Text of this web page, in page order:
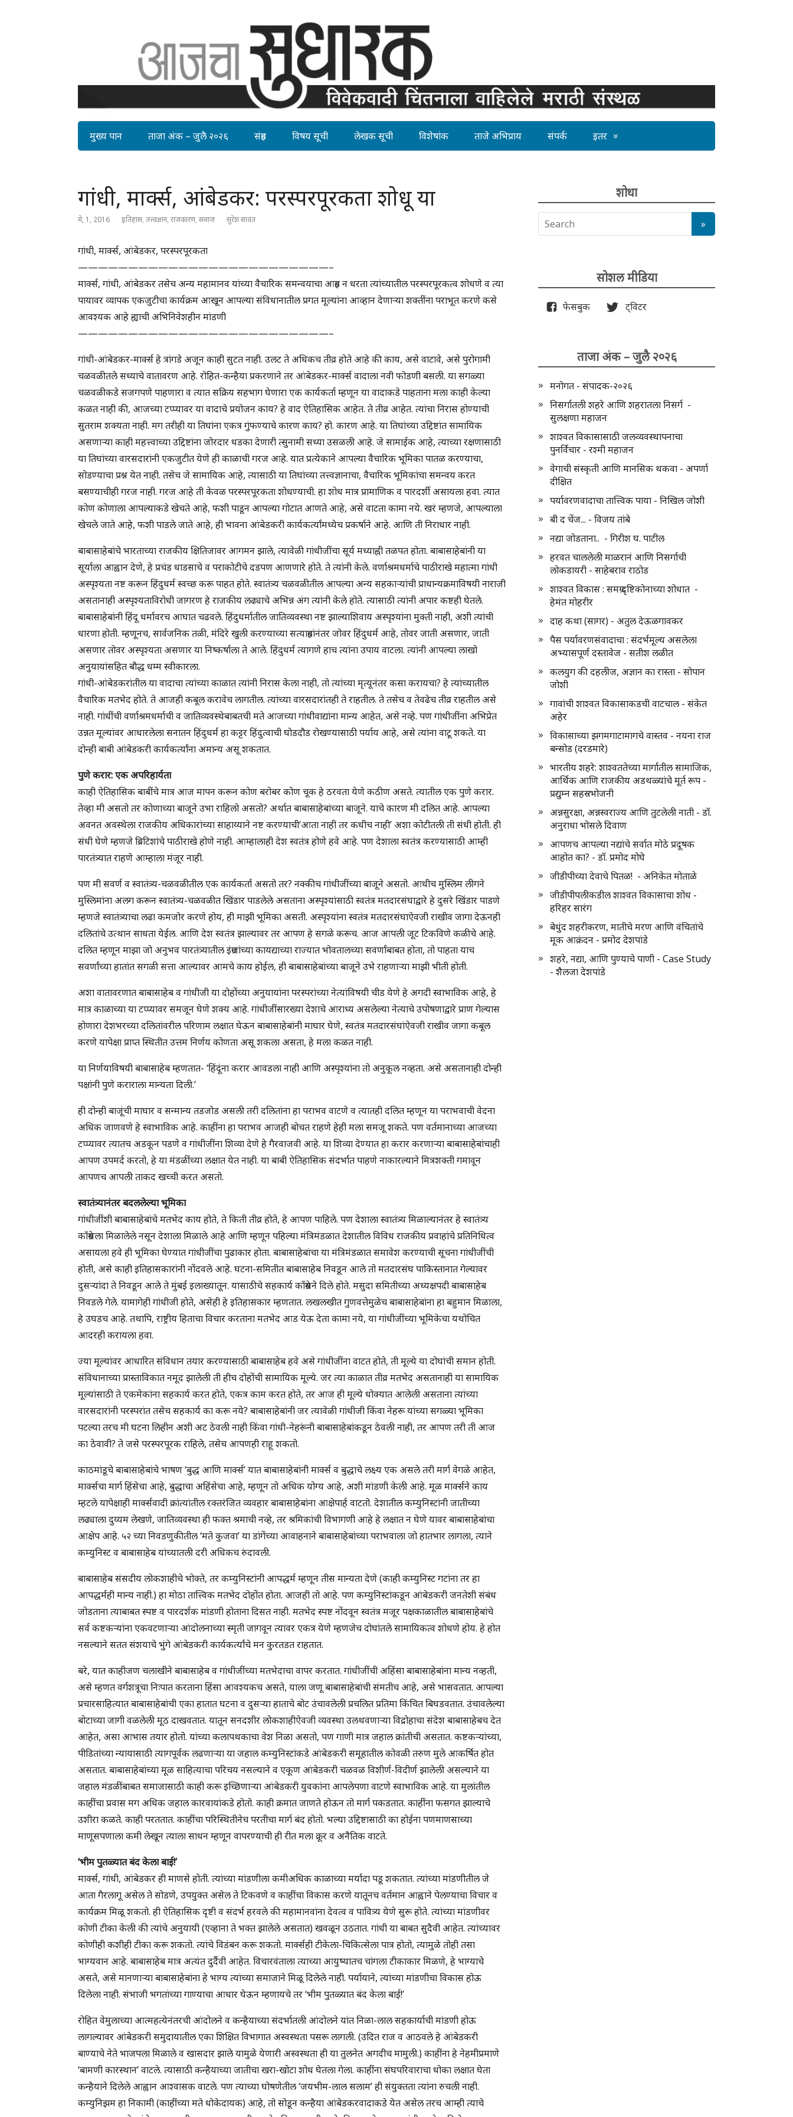
मुख्य पान ताजा अंक – जुलै २०२६ संग्रह विषय सूची लेखक सूची विशेषांक ताजे अभिप्राय संपर्क इतर
गांधी, मार्क्स, आंबेडकर: परस्परपूरकता शोधू या
मे, 1, 2016 इतिहास, तत्त्वज्ञान, राजकारण, समाज सुरेश सावंत
गांधी, मार्क्स, आंबेडकर, परस्परपूरकता
—————————————————————————–
मार्क्स, गांधी, आंबेडकर तसेच अन्य महामानव यांच्या वैचारिक समन्वयाचा आग्रह न धरता त्यांच्यातील परस्परपूरकत्व शोधणे व त्या
पायावर व्यापक एकजुटीचा कार्यक्रम आखून आपल्या संविधानातील प्रगत मूल्यांना आव्हान देणाऱ्या शक्तींना पराभूत करणे कसे
आवश्यक आहे ह्याची अभिनिवेशहीन मांडणी
—————————————————————————–
गांधी-आंबेडकर-मार्क्स हे त्रांगडे अजून काही सुटत नाही. उलट ते अधिकच तीव्र होते आहे की काय, असे वाटावे, असे पुरोगामी
चळवळीतले सध्याचे वातावरण आहे. रोहित-कन्हैया प्रकरणाने तर आंबेडकर-मार्क्स वादाला नवी फोडणी बसली. या सगळ्या
चळवळीकडे सजगपणे पाहणारा व त्यात सक्रिय सहभाग घेणारा एक कार्यकर्ता म्हणून या वादाकडे पाहताना मला काही केल्या
कळत नाही की, आजच्या टप्प्यावर या वादाचे प्रयोजन काय? हे वाद ऐतिहासिक आहेत. ते तीव्र आहेत. त्यांचा निरास होण्याची
सुतराम शक्यता नाही. मग तरीही या तिघांना एकत्र गुंफण्याचे कारण काय? हो. कारण आहे. या तिघांच्या उद्दिष्टांत सामायिक
असणाऱ्या काही महत्त्वाच्या उद्दिष्टांना जोरदार धडका देणारी त्सुनामी सध्या उसळली आहे. जे सामाईक आहे, त्याच्या रक्षणासाठी
या तिघांच्या वारसदारांनी एकजुटीत येणे ही काळाची गरज आहे. यात प्रत्येकाने आपल्या वैचारिक भूमिका पातळ करण्याचा,
सोडण्याचा प्रश्न येत नाही. तसेच जे सामायिक आहे, त्यासाठी या तिघांच्या तत्त्वज्ञानाचा, वैचारिक भूमिकांचा समन्वय करत
बसण्याचीही गरज नाही. गरज आहे ती केवळ परस्परपूरकता शोधण्याची. हा शोध मात्र प्रामाणिक व पारदर्शी असायला हवा. त्यात
कोण कोणाला आपल्याकडे खेचते आहे, फशी पाडून आपल्या गोटात आणते आहे, असे वाटता कामा नये. खरं म्हणजे, आपल्याला
खेचले जाते आहे, फशी पाडले जाते आहे, ही भावना आंबेडकरी कार्यकर्त्यांमध्येच प्रकर्षाने आहे. आणि ती निराधार नाही.
बाबासाहेबांचे भारताच्या राजकीय क्षितिजावर आगमन झाले, त्यावेळी गांधीजींचा सूर्य मध्याह्नी तळपत होता. बाबासाहेबांनी या
सूर्याला आह्वान देणे, हे प्रचंड धाडसाचे व पराकोटीचे दडपण आणणारे होते. ते त्यांनी केले. वर्णाश्रमधर्माचे पाठीराखे महात्मा गांधी
अस्पृश्यता नष्ट करून हिंदुधर्म स्वच्छ करू पाहत होते. स्वातंत्र्य चळवळीतील आपल्या अन्य सहकाऱ्यांची प्राधान्यक्रमाविषयी नाराजी
असतानाही अस्पृश्यताविरोधी जागरण हे राजकीय लढ्याचे अभिन्न अंग त्यांनी केले होते. त्यासाठी त्यांनी अपार कष्टही घेतले.
बाबासाहेबांनी हिंदू धर्मावरच आघात चढवले. हिंदुधर्मातील जातिव्यवस्था नष्ट झाल्याशिवाय अस्पृश्यांना मुक्ती नाही, अशी त्यांची
धारणा होती. म्हणूनच, सार्वजनिक तळी, मंदिरे खुली करण्याच्या सत्याग्रहांनंतर जोवर हिंदुधर्म आहे, तोवर जाती असणार, जाती
असणार तोवर अस्पृश्यता असणार या निष्कर्षाला ते आले. हिंदुधर्म त्यागणे हाच त्यांना उपाय वाटला. त्यांनी आपल्या लाखो
अनुयायांसहित बौद्ध धम्म स्वीकारला.
गांधी-आंबेडकरांतील या वादाचा त्यांच्या काळात त्यांनी निरास केला नाही, तो त्यांच्या मृत्यूनंतर कसा करायचा? हे त्यांच्यातील
वैचारिक मतभेद होते. ते आजही कबूल करावेच लागतील. त्यांच्या वारसदारांतही ते राहतील. ते तसेच व तेवढेच तीव्र राहतील असे
नाही. गांधींची वर्णाश्रमधर्माची व जातिव्यवस्थेबाबतची मते आजच्या गांधीवाद्यांना मान्य आहेत, असे नव्हे. पण गांधीजींना अभिप्रेत
उन्नत मूल्यांवर आधारलेला सनातन हिंदुधर्म हा कट्टर हिंदुत्वाची घोडदौड रोखण्यासाठी पर्याय आहे, असे त्यांना वाटू शकते. या
दोन्ही बाबी आंबेडकरी कार्यकर्त्यांना अमान्य असू शकतात.
पुणे करार: एक अपरिहार्यता
काही ऐतिहासिक बाबींचे मात्र आज मापन करून कोण बरोबर कोण चूक हे ठरवता येणे कठीण असते. त्यातील एक पुणे करार.
तेव्हा मी असतो तर कोणाच्या बाजूने उभा राहिलो असतो? अर्थात बाबासाहेबांच्या बाजूने. याचे कारण मी दलित आहे. आपल्या
अवनत अवस्थेला राजकीय अधिकारांच्या साहाय्याने नष्ट करण्याची‘आता नाही तर कधीच नाही’ अशा कोटीतली ती संधी होती. ही
संधी घेणे म्हणजे ब्रिटिशांचे पाठीराखे होणे नाही. आम्हालाही देश स्वतंत्र होणे हवे आहे. पण देशाला स्वतंत्र करण्यासाठी आम्ही
पारतंत्र्यात राहणे आम्हाला मंजूर नाही.
पण मी सवर्ण व स्वातंत्र्य-चळवळीतील एक कार्यकर्ता असतो तर? नक्कीच गांधीजींच्या बाजूने असतो. आधीच मुस्लिम लीगने
मुस्लिमांना अलग करून स्वातंत्र्य-चळवळीत खिंडार पाडलेले असताना अस्पृश्यांसाठी स्वतंत्र मतदारसंघाद्वारे हे दुसरे खिंडार पाडणे
म्हणजे स्वातंत्र्याचा लढा कमजोर करणे होय, ही माझी भूमिका असती. अस्पृश्यांना स्वतंत्र मतदारसंघाऐवजी राखीव जागा देऊनही
दलितांचे उत्थान साधता येईल. आणि देश स्वतंत्र झाल्यावर तर आपण हे सगळे करूच. आज आपली जूट टिकविणे कळीचे आहे.
दलित म्हणून माझा जो अनुभव पारतंत्र्यातील इंग्रजांच्या कायद्याच्या राज्यात भोवतालच्या सवर्णांबाबत होता, तो पाहता याच
सवर्णांच्या हातांत सगळी सत्ता आल्यावर आमचे काय होईल, ही बाबासाहेबांच्या बाजूने उभे राहणाऱ्या माझी भीती होती.
अशा वातावरणात बाबासाहेब व गांधीजी या दोहोंच्या अनुयायांना परस्परांच्या नेत्यांविषयी चीड येणे हे अगदी स्वाभाविक आहे, हे
मात्र काळाच्या या टप्प्यावर समजून घेणे शक्य आहे. गांधीजींसारख्या देशाचे आराध्य असलेल्या नेत्याचे उपोषणाद्वारे प्राण गेल्यास
होणारा देशभरच्या दलितांवरील परिणाम लक्षात घेऊन बाबासाहेबांनी माघार घेणे, स्वतंत्र मतदारसंघांऐवजी राखीव जागा कबूल
करणे यापेक्षा प्राप्त स्थितीत उत्तम निर्णय कोणता असू शकला असता, हे मला कळत नाही.
या निर्णयाविषयी बाबासाहेब म्हणतात- ‘हिंदूंना करार आवडला नाही आणि अस्पृश्यांना तो अनुकूल नव्हता. असे असतानाही दोन्ही
पक्षांनी पुणे कराराला मान्यता दिली.’
ही दोन्ही बाजूंची माघार व सन्मान्य तडजोड असली तरी दलितांना हा पराभव वाटणे व त्यातही दलित म्हणून या पराभवाची वेदना
अधिक जाणवणे हे स्वाभाविक आहे. काहींना हा पराभव आजही बोचत राहणे हेही मला समजू शकते. पण वर्तमानाच्या आजच्या
टप्प्यावर त्यातच अडकून पडणे व गांधीजींना शिव्या देणे हे गैरवाजवी आहे. या शिव्या देण्यात हा करार करणाऱ्या बाबासाहेबांचाही
आपण उपमर्द करतो, हे या मंडळींच्या लक्षात येत नाही. या बाबी ऐतिहासिक संदर्भात पाहणे नाकारल्याने मित्रशक्ती गमावून
आपणच आपली ताकद खच्ची करत असतो.
स्वातंत्र्यानंतर बदललेल्या भूमिका
गांधीजींशी बाबासाहेबांचे मतभेद काय होते, ते किती तीव्र होते, हे आपण पाहिले. पण देशाला स्वातंत्र्य मिळाल्यानंतर हे स्वातंत्र्य
काँग्रेसला मिळालेले नसून देशाला मिळाले आहे आणि म्हणून पहिल्या मंत्रिमंडळात देशातील विविध राजकीय प्रवाहांचे प्रतिनिधित्व
असायला हवे ही भूमिका घेण्यात गांधीजींचा पुढाकार होता. बाबासाहेबांचा या मंत्रिमंडळात समावेश करण्याची सूचना गांधीजींची
होती, असे काही इतिहासकारांनी नोंदवले आहे. घटना-समितीत बाबासाहेब निवडून आले तो मतदारसंघ पाकिस्तानात गेल्यावर
दुसऱ्यांदा ते निवडून आले ते मुंबई इलाख्यातून. यासाठीचे सहकार्य काँग्रेसने दिले होते. मसुदा समितीच्या अध्यक्षपदी बाबासाहेब
निवडले गेले. यामागेही गांधीजी होते, असेही हे इतिहासकार म्हणतात. लखलखीत गुणवत्तेमुळेच बाबासाहेबांना हा बहुमान मिळाला,
हे उघडच आहे. तथापि, राष्ट्रीय हिताचा विचार करताना मतभेद आड येऊ देता कामा नये, या गांधीजींच्या भूमिकेचा यथोचित
आदरही करायला हवा.
ज्या मूल्यांवर आधारित संविधान तयार करण्यासाठी बाबासाहेब हवे असे गांधीजींना वाटत होते, ती मूल्ये या दोघांची समान होती.
संविधानाच्या प्रास्ताविकात नमूद झालेली ती हीच दोहोंची सामायिक मूल्ये. जर त्या काळात तीव्र मतभेद असतानाही या सामायिक
मूल्यांसाठी ते एकमेकांना सहकार्य करत होते, एकत्र काम करत होते, तर आज ही मूल्ये धोक्यात आलेली असताना त्यांच्या
वारसदारांनी परस्परांत तसेच सहकार्य का करू नये? बाबासाहेबांनी जर त्यावेळी गांधीजी किंवा नेहरू यांच्या सगळ्या भूमिका
पटल्या तरच मी घटना लिहीन अशी अट ठेवली नाही किंवा गांधी-नेहरूंनी बाबासाहेबांकडून ठेवली नाही, तर आपण तरी ती आज
का ठेवावी? ते जसे परस्परपूरक राहिले, तसेच आपणही राहू शकतो.
काठमांडूचे बाबासाहेबांचे भाषण ‘बुद्ध आणि मार्क्स’ यात बाबासाहेबांनी मार्क्स व बुद्धाचे लक्ष्य एक असले तरी मार्ग वेगळे आहेत,
मार्क्सचा मार्ग हिंसेचा आहे, बुद्धाचा अहिंसेचा आहे, म्हणून तो अधिक योग्य आहे, अशी मांडणी केली आहे. मूळ मार्क्सने काय
म्हटले यापेक्षाही मार्क्सवादी क्रांत्यांतील रक्तरंजित व्यवहार बाबासाहेबांना आक्षेपार्ह वाटतो. देशातील कम्युनिस्टांनी जातीच्या
लढ्याला दुय्यम लेखणे, जातिव्यवस्था ही फक्त श्रमाची नव्हे, तर श्रमिकांची विभागणी आहे हे लक्षात न घेणे यावर बाबासाहेबांचा
आक्षेप आहे. ५२ च्या निवडणुकीतील ‘मते कुजवा’ या डांगेंच्या आवाहनाने बाबासाहेबांच्या पराभवाला जो हातभार लागला, त्याने
कम्युनिस्ट व बाबासाहेब यांच्यातली दरी अधिकच रुंदावली.
बाबासाहेब संसदीय लोकशाहीचे भोक्ते, तर कम्युनिस्टांनी आपद्धर्म म्हणून तीस मान्यता देणे (काही कम्युनिस्ट गटांना तर हा
आपद्धर्मही मान्य नाही.) हा मोठा तात्त्विक मतभेद दोहोंत होता. आजही तो आहे. पण कम्युनिस्टांकडून आंबेडकरी जनतेशी संबंध
जोडताना त्याबाबत स्पष्ट व पारदर्शक मांडणी होताना दिसत नाही. मतभेद स्पष्ट नोंदवून स्वतंत्र मजूर पक्षकाळातील बाबासाहेबांचे
सर्व कष्टकऱ्यांना एकवटणाऱ्या आंदोलनाच्या स्मृती जागवून त्यावर एकत्र येणे म्हणजेच दोघांतले सामायिकत्व शोधणे होय. हे होत
नसल्याने सतत संशयाचे भुंगे आंबेडकरी कार्यकर्त्यांचे मन कुरतडत राहतात.
बरे, यात काहीजण चलाखीने बाबासाहेब व गांधीजींच्या मतभेदाचा वापर करतात. गांधीजींची अहिंसा बाबासाहेबांना मान्य नव्हती,
असे म्हणत वर्गशत्रूचा निःपात करताना हिंसा आवश्यकच असते, याला जणू बाबासाहेबांची संमतीच आहे, असे भासवतात. आपल्या
प्रचारसाहित्यात बाबासाहेबांची एका हातात घटना व दुसऱ्या हाताचे बोट उंचावलेली प्रचलित प्रतिमा किंचित बिघडवतात. उंचावलेल्या
बोटाच्या जागी वळलेली मूठ दाखवतात. यातून सनदशीर लोकशाहीऐवजी व्यवस्था उलथवणाऱ्या विद्रोहाचा संदेश बाबासाहेबच देत
आहेत, असा आभास तयार होतो. यांच्या कलापथकाचा वेश निळा असतो, पण गाणी मात्र जहाल क्रांतीची असतात. कष्टकऱ्यांच्या,
पीडितांच्या न्यायासाठी त्यागपूर्वक लढणाऱ्या या जहाल कम्युनिस्टांकडे आंबेडकरी समूहातील कोवळी तरुण मुले आकर्षित होत
असतात. बाबासाहेबांच्या मूळ साहित्याचा परिचय नसल्याने व एकूण आंबेडकरी चळवळ विशीर्ण-विदीर्ण झालेली असल्याने या
जहाल मंडळींबाबत समाजासाठी काही करू इच्छिणाऱ्या आंबेडकरी युवकांना आपलेपणा वाटणे स्वाभाविक आहे. या मुलांतील
काहींचा प्रवास मग अधिक जहाल कारवायांकडे होतो. काही क्रमात जाणते होऊन तो मार्ग पकडतात. काहींना फसगत झाल्याचे
उशीरा कळते. काही परततात. काहींचा परिस्थितीनेच परतीचा मार्ग बंद होतो. भल्या उद्दिष्टासाठी का होईना पणमाणसाच्या
माणूसपणाला कमी लेखून त्याला साधन म्हणून वापरण्याची ही रीत मला क्रूर व अनैतिक वाटते.
‘भीम पुतळ्यात बंद केला बाई!’
मार्क्स, गांधी, आंबेडकर ही माणसे होती. त्यांच्या मांडणीला कमीअधिक काळाच्या मर्यादा पडू शकतात. त्यांच्या मांडणीतील जे
आता गैरलागू असेल ते सोडणे, उपयुक्त असेल ते टिकवणे व काहींचा विकास करणे यातूनच वर्तमान आह्वाने पेलण्याचा विचार व
कार्यक्रम मिळू शकतो. ही ऐतिहासिक दृष्टी व संदर्भ हरवले की महामानवांना देवत्व व पावित्र्य येणे सुरू होते. त्यांच्या मांडणीवर
कोणी टीका केली की त्यांचे अनुयायी (एव्हाना ते भक्त झालेले असतात) खवळून उठतात. गांधी या बाबत सुदैवी आहेत. त्यांच्यावर
कोणीही कशीही टीका करू शकतो. त्यांचे विडंबन करू शकतो. मार्क्सही टीकेला-चिकित्सेला पात्र होतो, त्यामुळे तोही तसा
भाग्यवान आहे. बाबासाहेब मात्र अत्यंत दुर्दैवी आहेत. विचारवंताला त्याच्या आयुष्यातच चांगला टीकाकार मिळणे, हे भाग्याचे
असते, असे मानणाऱ्या बाबासाहेबांना हे भाग्य त्यांच्या समाजाने मिळू दिलेले नाही. पर्यायाने, त्यांच्या मांडणीचा विकास होऊ
दिलेला नाही. संभाजी भगतांच्या गाण्याचा आधार घेऊन म्हणायचे तर ‘भीम पुतळ्यात बंद केला बाई!’
रोहित वेमुलाच्या आत्महत्येनंतरची आंदोलने व कन्हैयाच्या संदर्भातली आंदोलने यांत निळा-लाल सहकार्याची मांडणी होऊ
लागल्यावर आंबेडकरी समुदायातील एका शिक्षित विभागात अस्वस्थता पसरू लागली. (उदित राज व आठवले हे आंबेडकरी
बाण्याचे नेते भाजपला मिळाले व खासदार झाले यामुळे येणारी अस्वस्थता ही या तुलनेत अगदीच मामुली.) काहींना हे नेहमीप्रमाणे
‘बामणी कारस्थान’ वाटले. त्यासाठी कन्हैयाच्या जातीचा खरा-खोटा शोध घेतला गेला. काहींना संघपरिवाराचा धोका लक्षात घेता
कन्हैयाने दिलेले आह्वान आश्वासक वाटले. पण त्याच्या घोषणेतील ‘जयभीम-लाल सलाम’ ही संयुक्तता त्यांना रुचली नाही.
कम्युनिझम हा निकामी (काहींच्या मते धोकेदायक) आहे, तो सोडून कन्हैया आंबेडकरवादाकडे येत असेल तरच आम्ही त्याचे
शोधा
सोशल मीडिया
फेसबुक ट्विटर
ताजा अंक – जुलै २०२६
मनोगत - संपादक-२०२६
निसर्गातली शहरे आणि शहरातला निसर्ग -
सुलक्षणा महाजन
शाश्वत विकासासाठी जलव्यवस्थापनाचा
पुनर्विचार - रश्मी महाजन
वेगाची संस्कृती आणि मानसिक थकवा - अपर्णा
दीक्षित
पर्यावरणवादाचा तात्त्विक पाया - निखिल जोशी
बी द चेंज... - विजय तांबे
नद्या जोडताना.. - गिरीश घ. पाटील
हरवत चाललेली माळरानं आणि निसर्गाची
लोकडायरी - साहेबराव राठोड
शाश्वत विकास : समग्र दृष्टिकोनाच्या शोधात -
हेमंत मोहरीर
दाह कथा (सागर) - अतुल देऊळगावकर
पैस पर्यावरणसंवादाचा : संदर्भमूल्य असलेला
अभ्यासपूर्ण दस्तावेज - सतीश लळीत
कलयुग की दहलीज, अज्ञान का रास्ता - सोपान
जोशी
गावांची शाश्वत विकासाकडची वाटचाल - संकेत
अहेर
विकासाच्या झगमगाटामागचे वास्तव - नयना राज
बन्सोड (दरडमारे)
भारतीय शहरे: शाश्वततेच्या मार्गातील सामाजिक,
आर्थिक आणि राजकीय अडथळ्यांचे मूर्त रूप -
प्रद्युम्न सहस्रभोजनी
अन्नसुरक्षा, अन्नस्वराज्य आणि तुटलेली नाती - डॉ.
अनुराधा भोसले दिवाण
आपणच आपल्या नद्यांचे सर्वात मोठे प्रदूषक
आहोत का? - डॉ. प्रमोद मोघे
जीडीपीच्या देवाचे पितळ! - अनिकेत मोताळे
जीडीपीपलीकडील शाश्वत विकासाचा शोध -
हरिहर सारंग
बेधुंद शहरीकरण, मातीचे मरण आणि वंचितांचे
मूक आक्रंदन - प्रमोद देशपांडे
शहरे, नद्या, आणि पुण्याचे पाणी - Case Study
- शैलजा देशपांडे